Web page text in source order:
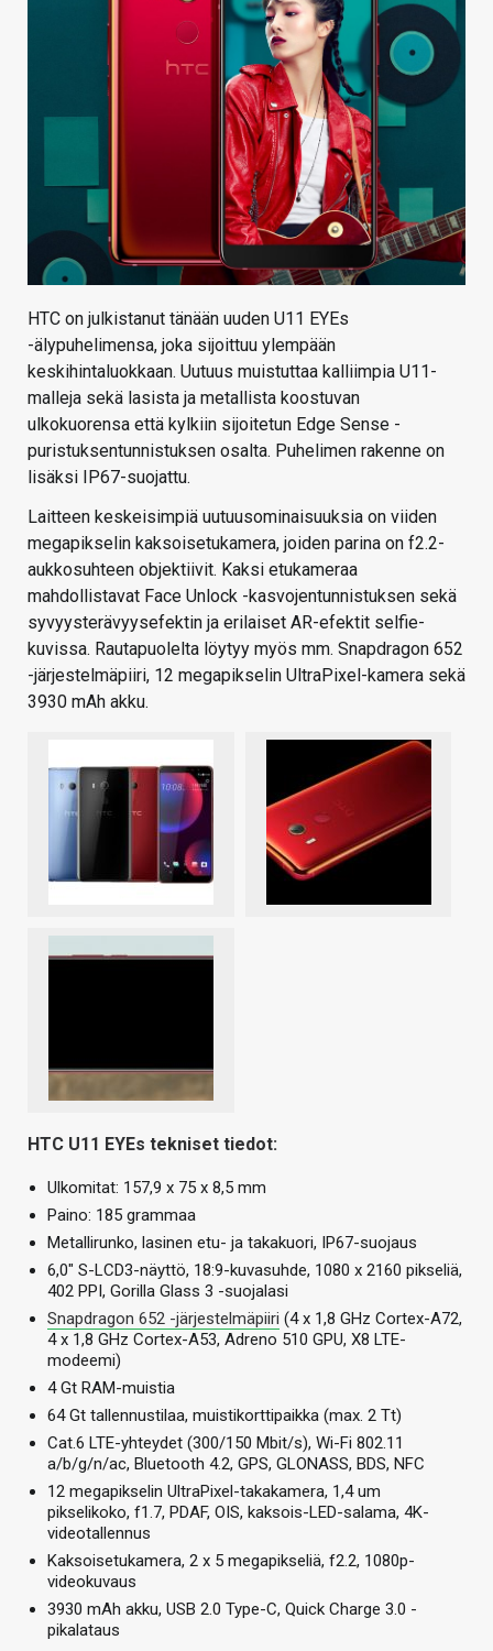
HTC on julkistanut tänään uuden U11 EYEs
-älypuhelimensa, joka sijoittuu ylempään
keskihintaluokkaan. Uutuus muistuttaa kalliimpia U11-
malleja sekä lasista ja metallista koostuvan
ulkokuorensa että kylkiin sijoitetun Edge Sense -
puristuksentunnistuksen osalta. Puhelimen rakenne on
lisäksi IP67-suojattu.
Laitteen keskeisimpiä uutuusominaisuuksia on viiden
megapikselin kaksoisetukamera, joiden parina on f2.2-
aukkosuhteen objektiivit. Kaksi etukameraa
mahdollistavat Face Unlock -kasvojentunnistuksen sekä
syvyysterävyysefektin ja erilaiset AR-efektit selfie-
kuvissa. Rautapuolelta löytyy myös mm. Snapdragon 652
-järjestelmäpiiri, 12 megapikselin UltraPixel-kamera sekä
3930 mAh akku.
HTC U11 EYEs tekniset tiedot:
Ulkomitat: 157,9 x 75 x 8,5 mm
Paino: 185 grammaa
Metallirunko, lasinen etu- ja takakuori, IP67-suojaus
6,0″ S-LCD3-näyttö, 18:9-kuvasuhde, 1080 x 2160 pikseliä,
402 PPI, Gorilla Glass 3 -suojalasi
Snapdragon 652 -järjestelmäpiiri (4 x 1,8 GHz Cortex-A72,
4 x 1,8 GHz Cortex-A53, Adreno 510 GPU, X8 LTE-
modeemi)
4 Gt RAM-muistia
64 Gt tallennustilaa, muistikorttipaikka (max. 2 Tt)
Cat.6 LTE-yhteydet (300/150 Mbit/s), Wi-Fi 802.11
a/b/g/n/ac, Bluetooth 4.2, GPS, GLONASS, BDS, NFC
12 megapikselin UltraPixel-takakamera, 1,4 um
pikselikoko, f1.7, PDAF, OIS, kaksois-LED-salama, 4K-
videotallennus
Kaksoisetukamera, 2 x 5 megapikseliä, f2.2, 1080p-
videokuvaus
3930 mAh akku, USB 2.0 Type-C, Quick Charge 3.0 -
pikalataus